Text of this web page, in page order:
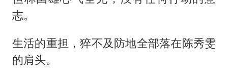
志。
生活的重担，猝不及防地全部落在陈秀雯
的肩头。